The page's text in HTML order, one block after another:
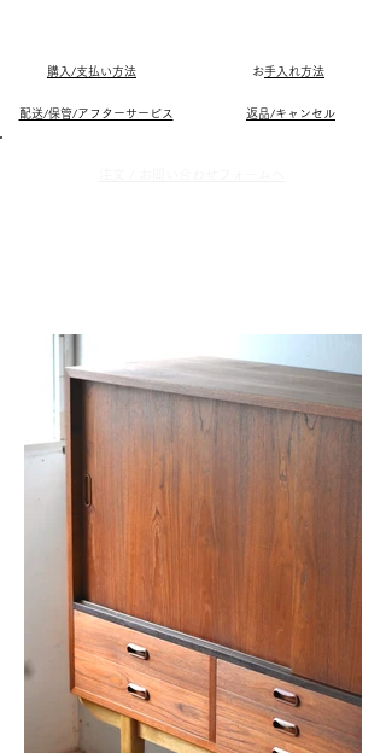
購入/支払い方法 ​お手入れ方法
配送/保管/アフターサービス 返品/キャンセル